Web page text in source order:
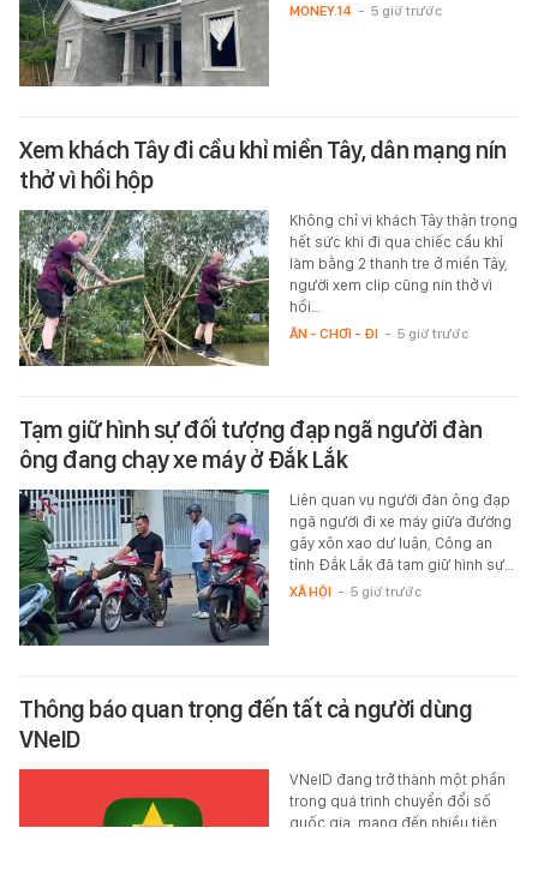
MONEY.14 - 5 giờ trước
Xem khách Tây đi cầu khỉ miền Tây, dân mạng nín
thở vì hồi hộp
Không chỉ vị khách Tây thận trọng
hết sức khi đi qua chiếc cầu khỉ
làm bằng 2 thanh tre ở miền Tây,
người xem clip cũng nín thở vì
hồi…
ĂN - CHƠI - ĐI - 5 giờ trước
Tạm giữ hình sự đối tượng đạp ngã người đàn
ông đang chạy xe máy ở Đắk Lắk
Liên quan vụ người đàn ông đạp
ngã người đi xe máy giữa đường
gây xôn xao dư luận, Công an
tỉnh Đắk Lắk đã tạm giữ hình sự…
XÃ HỘI - 5 giờ trước
Thông báo quan trọng đến tất cả người dùng
VNeID
VNeID đang trở thành một phần
trong quá trình chuyển đổi số
quốc gia, mang đến nhiều tiện